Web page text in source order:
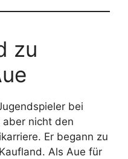
zu
bei
nicht den
Er begann zu
Als Aue für